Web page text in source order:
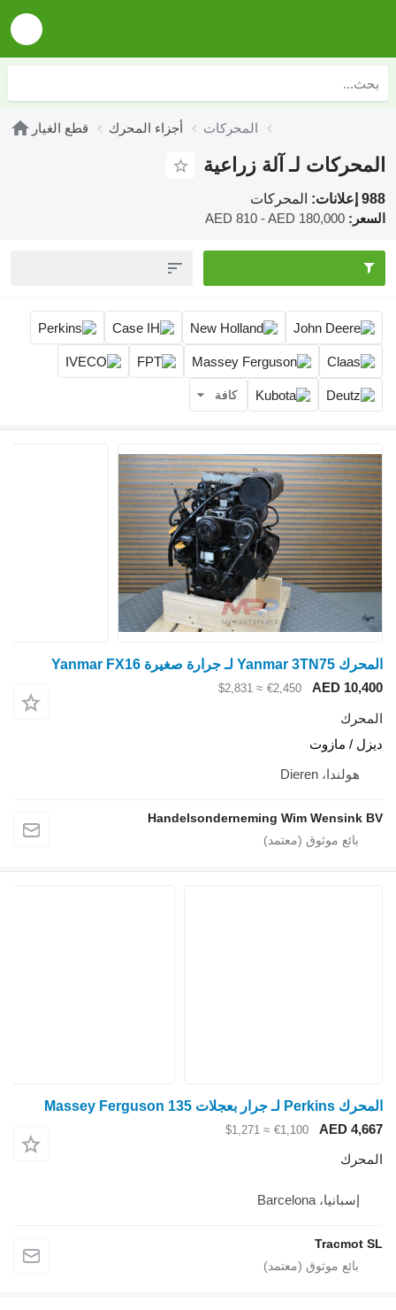
قطع الغيار أجزاء المحرك المحركات
المحركات لـ آلة زراعية
988 إعلانات:
المحركات
السعر: AED 810 - AED 180,000
كافة
المحرك Yanmar 3TN75 لـ جرارة صغيرة Yanmar FX16
AED 10,400
€2,450
≈ $2,831
المحرك
ديزل / مازوت
هولندا، Dieren
Handelsonderneming Wim Wensink BV
المحرك Perkins لـ جرار بعجلات Massey Ferguson 135
AED 4,667
€1,100
≈ $1,271
المحرك
إسبانيا، Barcelona
Tracmot SL